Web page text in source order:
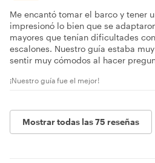
Me encantó tomar el barco y tener
impresionó lo bien que se
mayores que tenían dificultades
escalones. Nuestro guía estaba
sentir muy cómodos al hacer
¡Nuestro guía fue el mejor!
Mostrar todas las 75 reseñas